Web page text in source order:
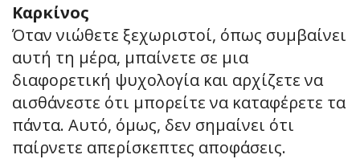
Καρκίνος
Όταν νιώθετε ξεχωριστοί, όπως συμβαίνει
αυτή τη μέρα, μπαίνετε σε μια
διαφορετική ψυχολογία και αρχίζετε να
αισθάνεστε ότι μπορείτε να καταφέρετε τα
πάντα. Αυτό, όμως, δεν σημαίνει ότι
παίρνετε απερίσκεπτες αποφάσεις.